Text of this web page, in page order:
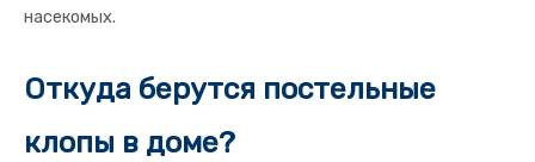
насекомых.
Откуда берутся постельные
клопы в доме?